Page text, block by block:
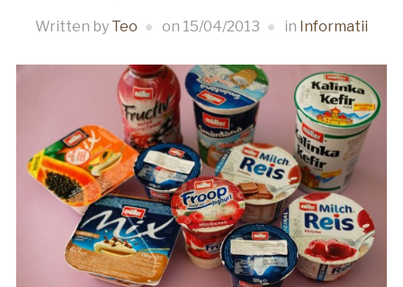
Written by Teo on 15/04/2013 in Informatii